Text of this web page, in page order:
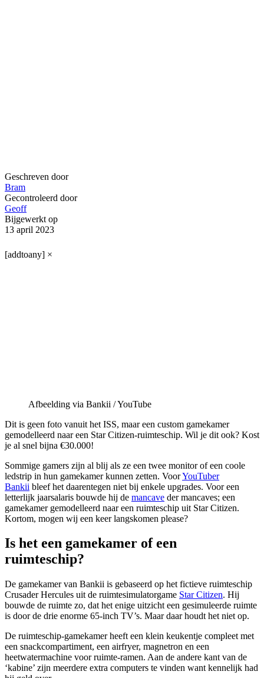
Geschreven door
Bram
Gecontroleerd door
Geoff
Bijgewerkt op
13 april 2023
[addtoany] ×
Afbeelding via Bankii / YouTube
Dit is geen foto vanuit het ISS, maar een custom gamekamer
gemodelleerd naar een Star Citizen-ruimteschip. Wil je dit ook? Kost
je al snel bijna €30.000!
Sommige gamers zijn al blij als ze een twee monitor of een coole
ledstrip in hun gamekamer kunnen zetten. VoorYouTuber
Bankii bleef het daarentegen niet bij enkele upgrades. Voor een
letterlijk jaarsalaris bouwde hij de mancave der mancaves; een
gamekamer gemodelleerd naar een ruimteschip uit Star Citizen.
Kortom, mogen wij een keer langskomen please?
Is het een gamekamer of een
ruimteschip?
De gamekamer van Bankii is gebaseerd op het fictieve ruimteschip
Crusader Hercules uit de ruimtesimulatorgame Star Citizen. Hij
bouwde de ruimte zo, dat het enige uitzicht een gesimuleerde ruimte
is door de drie enorme 65-inch TV’s. Maar daar houdt het niet op.
De ruimteschip-gamekamer heeft een klein keukentje compleet met
een snackcompartiment, een airfryer, magnetron en een
heetwatermachine voor ruimte-ramen. Aan de andere kant van de
‘kabine’ zijn meerdere extra computers te vinden want kennelijk had